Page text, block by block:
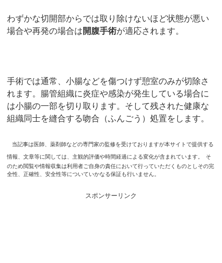
わずかな切開部からでは取り除けないほど状態が悪い
場合や再発の場合は 開腹手術が適応されます。
手術では通常、小腸などを傷つけず憩室のみが切除さ
れます。腸管組織に炎症や感染が発生している場合に
は小腸の一部を切り取ります。そして残された健康な
組織同士を縫合する吻合（ふんごう）処置をします。
当記事は医師、薬剤師などの専門家の監修を受けておりますが本サイトで提供する
情報、文章等に関しては、主観的評価や時間経過による変化が含まれています。
そ
のため閲覧や情報収集は利用者ご自身の責任において行っていただくものとしその完
全性、正確性、安全性等についていかなる保証も行いません。
スポンサーリンク